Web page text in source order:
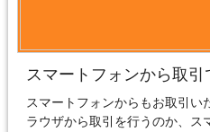
スマートフォンから取引
スマートフォンからもお取引い
ラウザから取引を行うのか、ス